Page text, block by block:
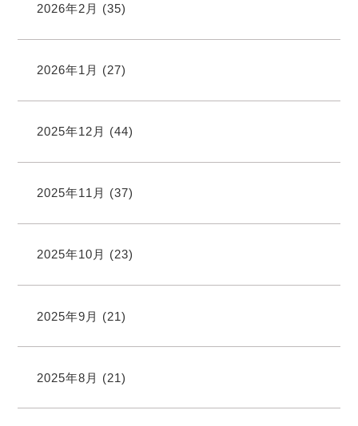
2026年2月 (35)
2026年1月 (27)
2025年12月 (44)
2025年11月 (37)
2025年10月 (23)
2025年9月 (21)
2025年8月 (21)